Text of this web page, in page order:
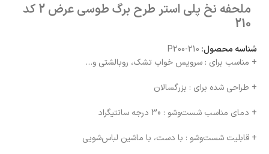
ملحفه نخ پلی استر طرح برگ طوسی عرض 2 کد
210
شناسه محصول: P200-210
+ مناسب برای : سرویس خواب تشک، روبالشتی و…
+ طراحی شده برای : بزرگسالان
+ دمای مناسب شست‌وشو : 30 درجه سانتیگراد
+ قابلیت شست‌وشو : با دست، با ماشین لباس‌شویی